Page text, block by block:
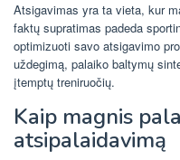
Atsigavimas yra ta vieta, kur
faktų supratimas padeda
optimizuoti savo atsigavimo
uždegimą, palaiko baltymų
įtemptų treniruočių.
Kaip magnis
atsipalaidavimą